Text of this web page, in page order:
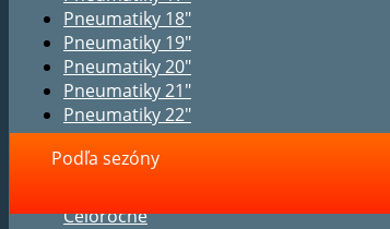
Pneumatiky 18"
Pneumatiky 19"
Pneumatiky 20"
Pneumatiky 21"
Pneumatiky 22"
Podľa sezóny
Celoročné